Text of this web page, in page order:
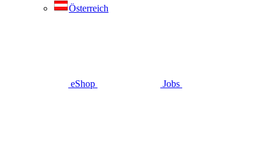
Österreich
eShop Jobs